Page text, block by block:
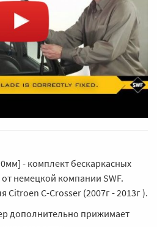
- комплект бескаркасных
немецкой компании SWF.
C-Crosser (2007г - 2013г ).
дополнительно прижимает